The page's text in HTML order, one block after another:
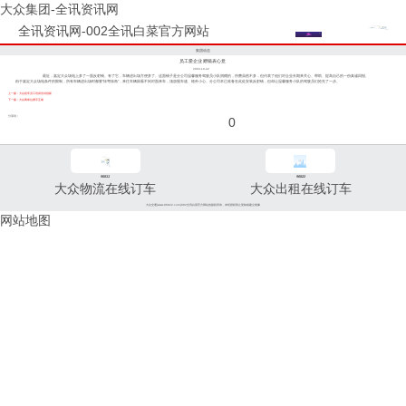
大众集团-全讯资讯网
全讯资讯网-002全讯白菜官方网站
集团动态
员工爱企业 赠镜表心意
2004-10-22
最近，嘉定大众场地上多了一面反射镜。有了它，车辆进出场方便多了。这面镜子是分公司温馨服务驾驶员小队捐赠的，所费虽然不多，但代表了他们对企业长期来关心、帮助、提高自己的一份真诚回报。
由于嘉定大众场地条件的限制，所有车辆进出场时都要“转弯抹角”，来往车辆因看不到对面来车，须放慢车速、格外小心。分公司本已准备在此处安装反射镜，但却让温馨服务小队的驾驶员们抢先了一步。
上一篇：大众租车员工培训尝试创新
下一篇：大众两单位携手互助
分享到： 0
96811
大众物流在线订车
96822
大众出租在线订车
大众交通(www.96822.com)002全讯白菜官方网站的版权所有，未经授权禁止复制或建立镜像
网站地图